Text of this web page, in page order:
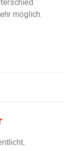
möglich.